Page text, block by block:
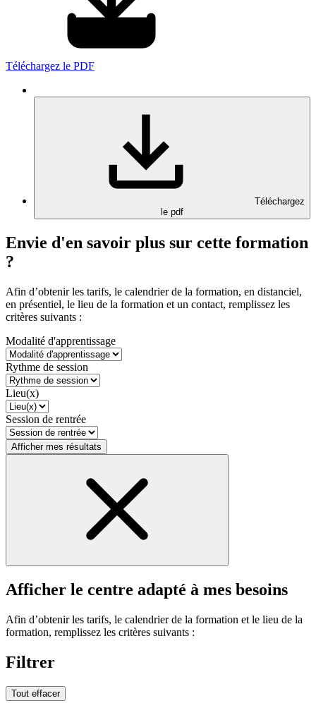
Téléchargez le PDF
Téléchargez
le pdf
Envie d'en savoir plus sur cette formation
?
Afin d’obtenir les tarifs, le calendrier de la formation, en distanciel,
en présentiel, le lieu de la formation et un contact, remplissez les
critères suivants :
Modalité d'apprentissage
Rythme de session
Lieu(x)
Session de rentrée
Afficher mes résultats
Afficher le centre adapté à mes besoins
Afin d’obtenir les tarifs, le calendrier de la formation et le lieu de la
formation, remplissez les critères suivants :
Filtrer
Tout effacer